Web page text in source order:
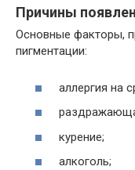
Причины
Основные факторы,
пигментации:
аллергия на
курение;
алкоголь;